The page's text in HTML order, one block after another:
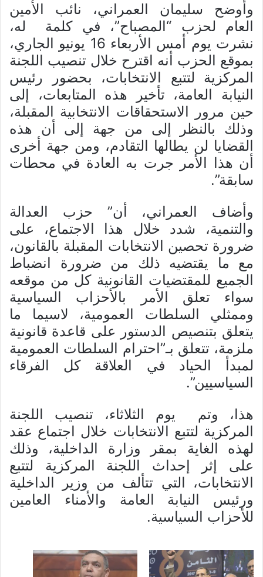
وأوضح سليمان العمراني، نائب الأمين
العام لحزب “المصباح”، في كلمة له،
نشرت يوم أمس الأربعاء 16 يونيو الجاري،
بموقع الحزب أنه اقترح خلال تنصيب اللجنة
المركزية لتتبع الانتخابات، بحضور رئيس
النيابة العامة، تأخير هذه المتابعات، إلى
حين مرور الاستحقاقات الانتخابية المقبلة،
وذلك بالنظر إلى من جهة إلى أن هذه
القضايا لن يطالها التقادم، ومن جهة أخرى
أن هذا الأمر جرت به العادة في محطات
سابقة”.
وأضاف العمراني، أن” حزب العدالة
والتنمية، شدد خلال هذا الاجتماع، على
ضرورة تحصين الانتخابات المقبلة بالقانون،
مع ما يقتضيه ذلك من ضرورة انضباط
الجميع للمقتضيات القانونية كل من موقعه
سواء تعلق الأمر بالأحزاب السياسية
وممثلي السلطات العمومية، لاسيما ما
يتعلق بتنصيص الدستور على قاعدة قانونية
ملزمة، تتعلق بـ”احترام السلطات العمومية
لمبدأ الحياد في العلاقة كل الفرقاء
السياسيين”.
هذا، وتم يوم الثلاثاء، تنصيب اللجنة
المركزية لتتبع الانتخابات خلال اجتماع عقد
لهذه الغاية بمقر وزارة الداخلية، وذلك
على إثر إحداث اللجنة المركزية لتتبع
الانتخابات، التي تتألف من وزير الداخلية
ورئيس النيابة العامة والأمناء العامين
للأحزاب السياسية.